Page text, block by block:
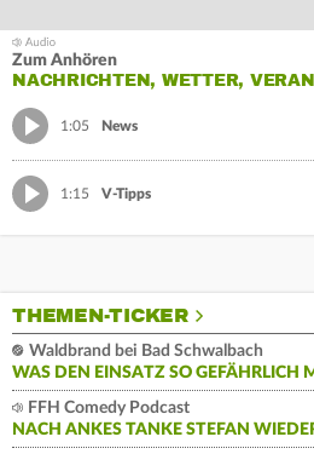
Zum Anhören
NACHRICHTEN, WETTER,
1:05 News
1:15 V-Tipps
THEMEN-TICKER
Waldbrand bei Bad Schwalbach
WAS DEN EINSATZ SO GEFÄHRLICH
FFH Comedy Podcast
NACH ANKES TANKE STEFAN